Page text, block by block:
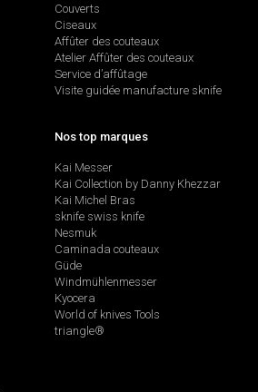
Couverts
Ciseaux
Affûter des couteaux
Atelier Affûter des couteaux
Service d’affûtage
Visite guidée manufacture sknife
Nos top marques
Kai Messer
Kai Collection by Danny Khezzar
Kai Michel Bras
sknife swiss knife
Nesmuk
Caminada couteaux
Güde
Windmühlenmesser
Kyocera
World of knives Tools
triangle®